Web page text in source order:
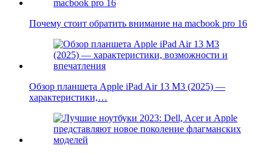
Почему стоит обратить внимание на macbook pro 16
Обзор планшета Apple iPad Air 13 M3 (2025) —
характеристики,…